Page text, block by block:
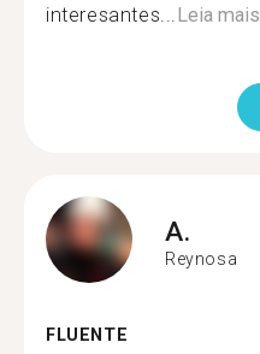
interesantes...Leia mais
A.
Reynosa
FLUENTE